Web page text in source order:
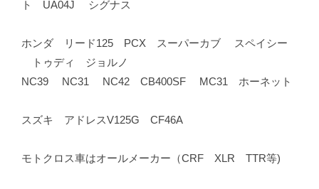
ト UA04J シグナス
ホンダ リード125 PCX スーパーカブ スペイシー
トゥディ ジョルノ
NC39 NC31 NC42 CB400SF MC31 ホーネット
スズキ アドレスV125G CF46A
モトクロス車はオールメーカー（CRF XLR TTR等)